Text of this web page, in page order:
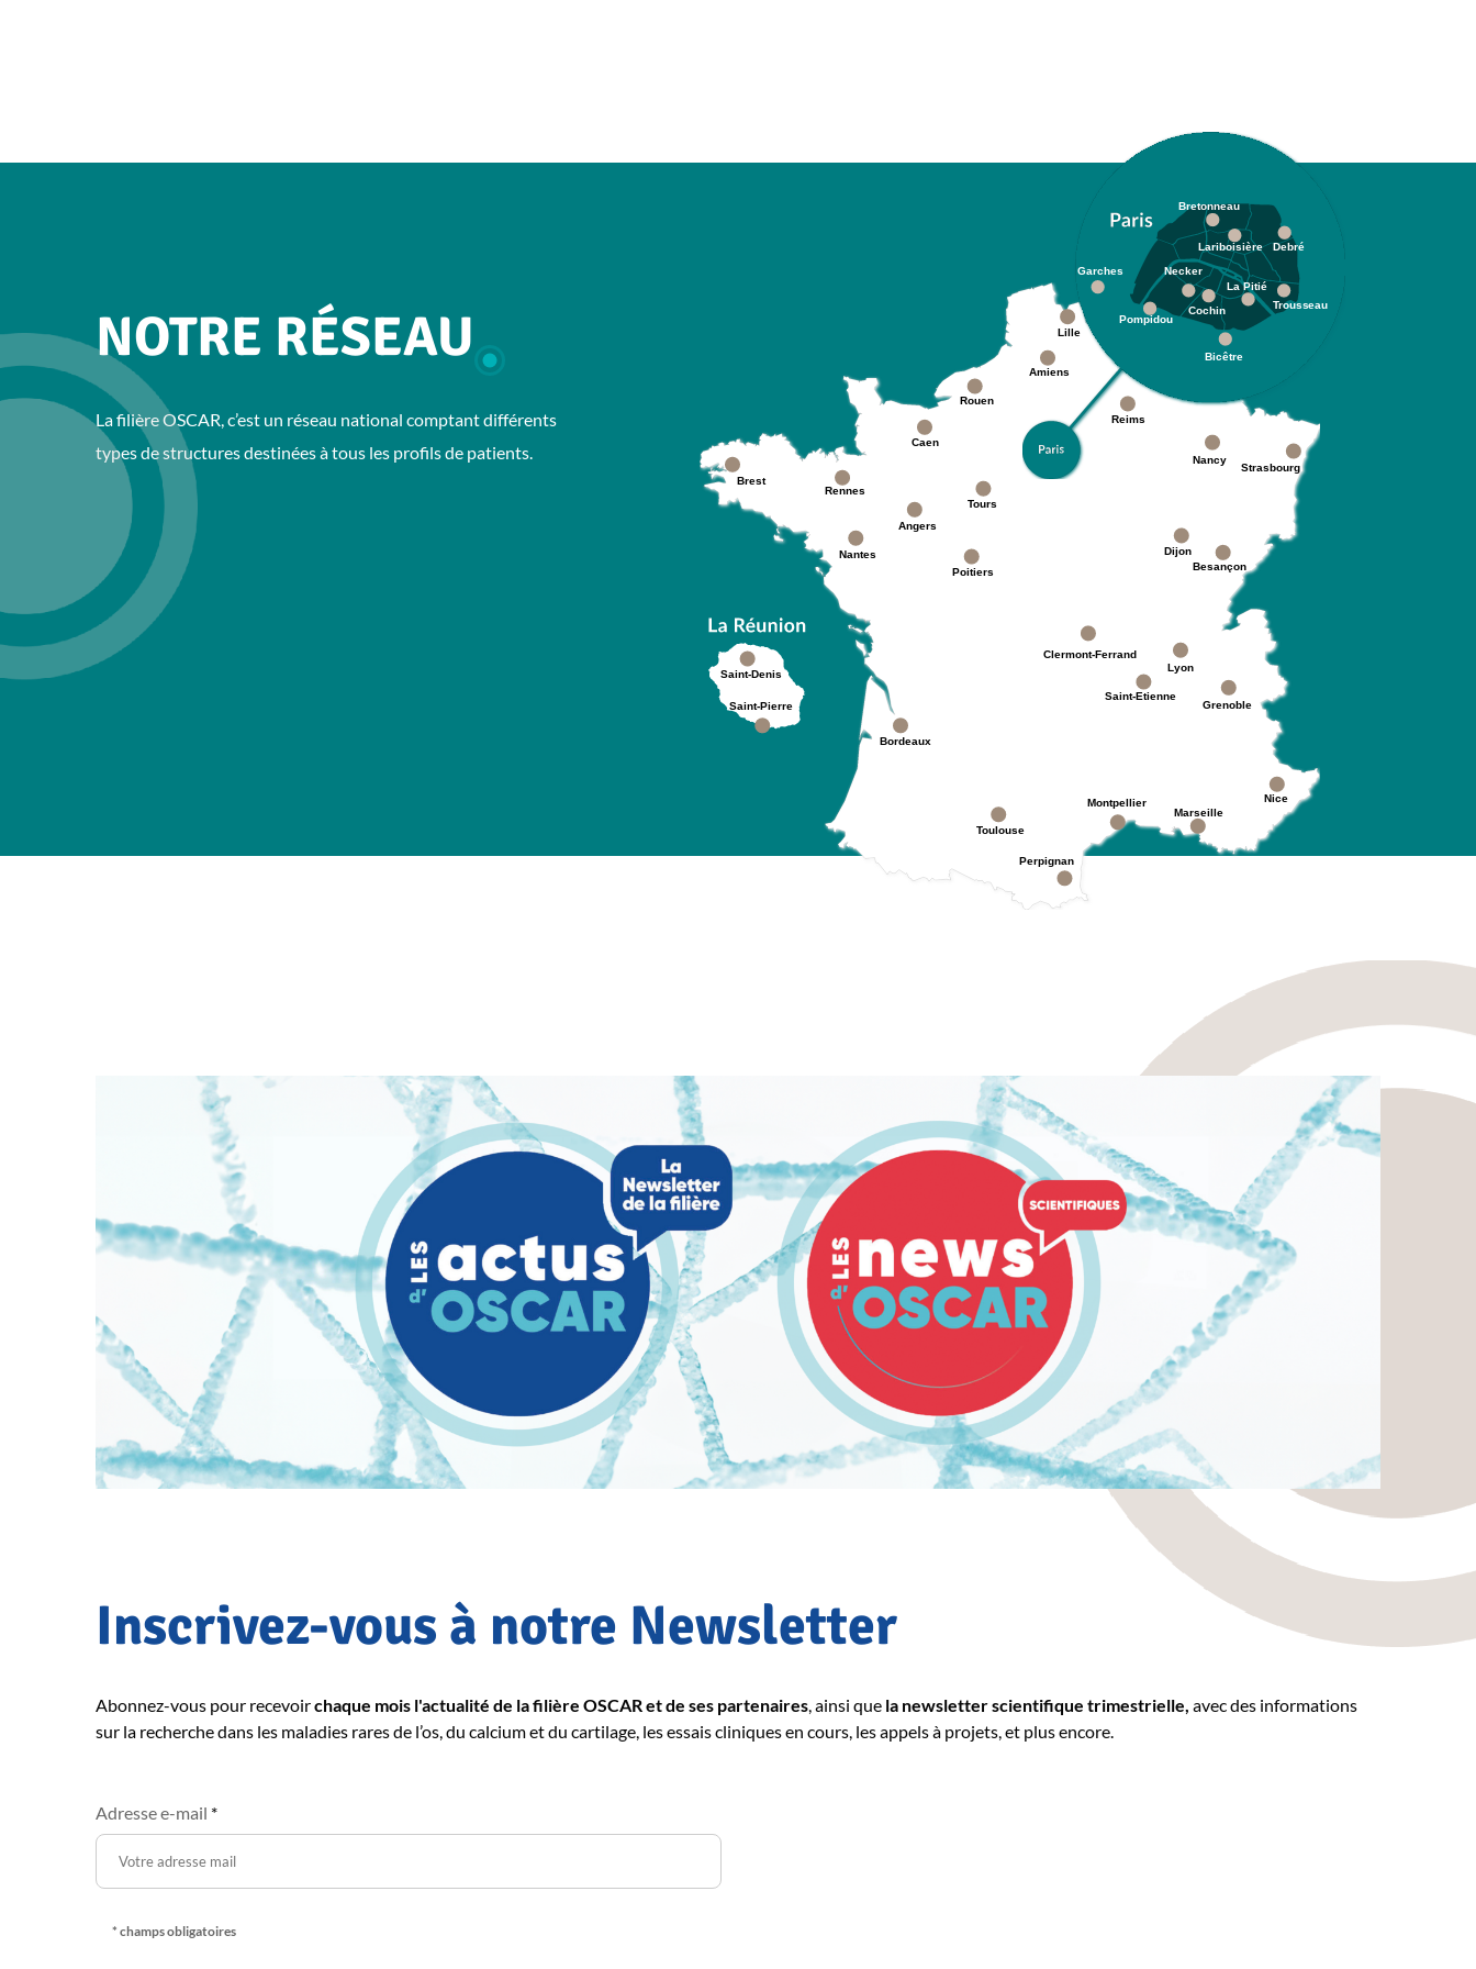
NOTRE RÉSEAU
La filière OSCAR, c’est un réseau national comptant différents
types de structures destinées à tous les profils de patients.
Saint-Denis
Saint-Pierre
Perpignan
Montpellier
Toulouse
Marseille
Nice
Bordeaux
Grenoble
Saint-Etienne
Lyon
Clermont-Ferrand
Besançon
Poitiers
Dijon
Nantes
Angers
Tours
Rennes
Brest
Strasbourg
Nancy
Caen
Reims
Rouen
Amiens
Lille
Bicêtre
Pompidou
Cochin
Necker
Garches
Debré
Trousseau
La Pitié
Lariboisière
Bretonneau
Inscrivez-vous à notre Newsletter
Abonnez-vous pour recevoirchaque mois l'actualité de la filière OSCAR et de ses partenaires , ainsi que la newsletter scientifique trimestrielle, avec des informations
sur la recherche dans les maladies rares de l’os, du calcium et du cartilage, les essais cliniques en cours, les appels à projets, et plus encore.
Adresse e-mail *
* champs obligatoires